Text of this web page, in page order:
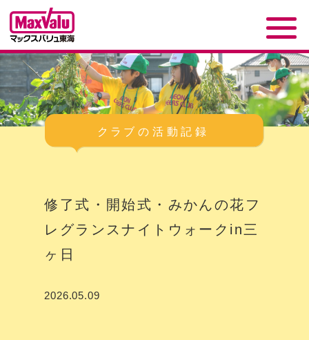
修了式・開始式・みかんの花フ
レグランスナイトウォークin三
ヶ日
2026.05.09